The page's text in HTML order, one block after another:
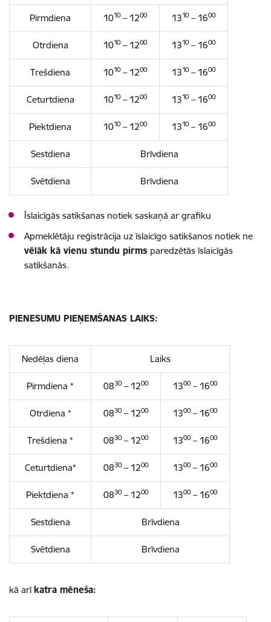
Pirmdiena 1010– 1200 1310– 1600
Otrdiena 1010– 1200 1310– 1600
Trešdiena 1010– 1200 1310– 1600
Ceturtdiena 1010– 1200 1310– 1600
Piektdiena 1010– 1200 1310– 1600
Sestdiena Brīvdiena
Svētdiena Brīvdiena
Īslaicīgās satikšanas notiek saskaņā ar grafiku
Apmeklētāju reģistrācija uz īslaicīgo satikšanos notiek ne
vēlāk kā vienu stundu pirms paredzētās īslaicīgās
satikšanās.
PIENESUMU PIEŅEMŠANAS LAIKS:
Nedēļas diena Laiks
Pirmdiena * 0830– 1200 1300– 1600
Otrdiena * 0830– 1200 1300– 1600
Trešdiena * 0830– 1200 1300– 1600
Ceturtdiena* 0830– 1200 1300– 1600
Piektdiena * 0830– 1200 1300– 1600
Sestdiena Brīvdiena
Svētdiena Brīvdiena
kā arīkatra mēneša: